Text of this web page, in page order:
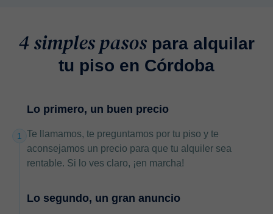
4 simples pasospara alquilar
tu piso en Córdoba
1
Lo primero, un buen precio
Te llamamos, te preguntamos por tu piso y te
aconsejamos un precio para que tu alquiler sea
rentable. Si lo ves claro, ¡en marcha!
Lo segundo, un gran anuncio